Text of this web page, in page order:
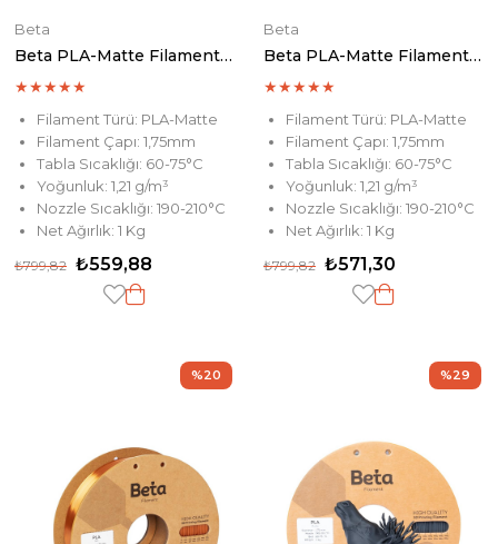
Beta
Beta PLA-Matte Filament Kraft
★★★★★
Filament Türü: PLA-Matte
Filament Çapı: 1,75mm
Tabla Sıcaklığı: 60-75°C
Yoğunluk: 1,21 g/m³
Nozzle Sıcaklığı: 190-210°C
Net Ağırlık: 1 Kg
₺559,88
₺799,82
Beta
Beta PLA-Matte Filament Ebony
★★★★★
Filament Türü: PLA-Matte
Filament Çapı: 1,75mm
Tabla Sıcaklığı: 60-75°C
Yoğunluk: 1,21 g/m³
Nozzle Sıcaklığı: 190-210°C
Net Ağırlık: 1 Kg
₺571,30
₺799,82
%20 %29